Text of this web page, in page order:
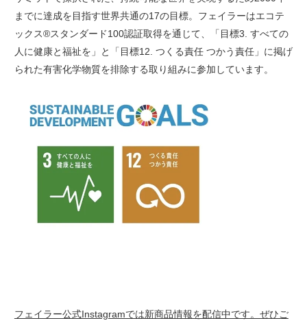
までに達成を目指す世界共通の17の目標。フェイラーはエコテ
ックス®︎スタンダード100認証取得を通じて、「目標3. すべての
人に健康と福祉を」と「目標12. つくる責任 つかう責任」に掲げ
られた有害化学物質を排除する取り組みに参加しています。
フェイラー公式Instagramでは新商品情報を配信中です。ぜひご